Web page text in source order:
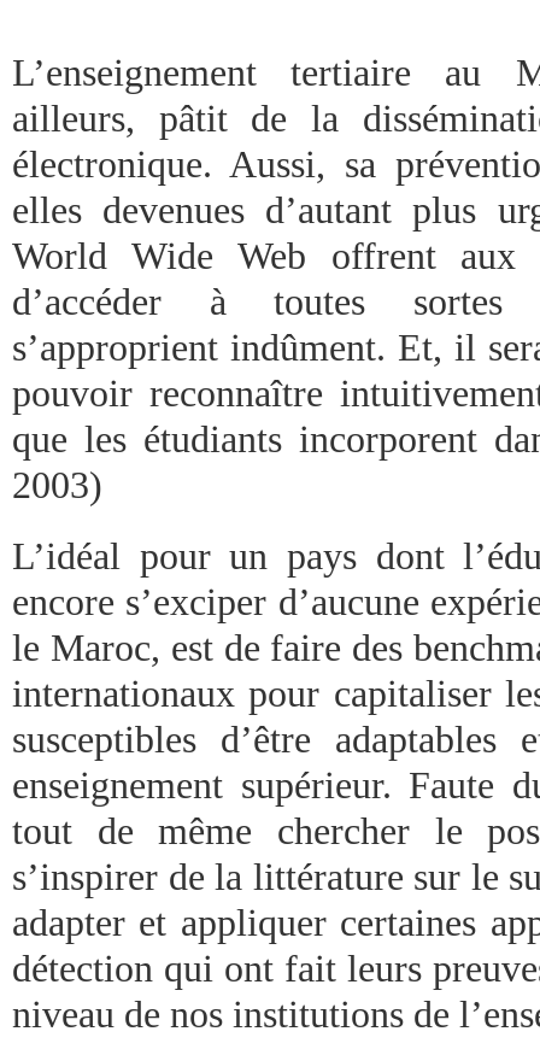
L’enseignement tertiaire au
ailleurs, pâtit de la
électronique. Aussi, sa
elles devenues d’autant plus
World Wide Web offrent aux
d’accéder à toutes sortes
s’approprient indûment. Et, il
pouvoir reconnaître
que les étudiants incorporent
2003)
L’idéal pour un pays dont
encore s’exciper d’aucune
le Maroc, est de faire des
internationaux pour capitaliser
susceptibles d’être
enseignement supérieur. Faute
tout de même chercher le
s’inspirer de la littérature sur le
adapter et appliquer certaines
détection qui ont fait leurs
niveau de nos institutions de